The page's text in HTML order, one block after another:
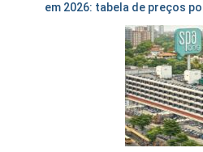
em 2026: tabela de preços